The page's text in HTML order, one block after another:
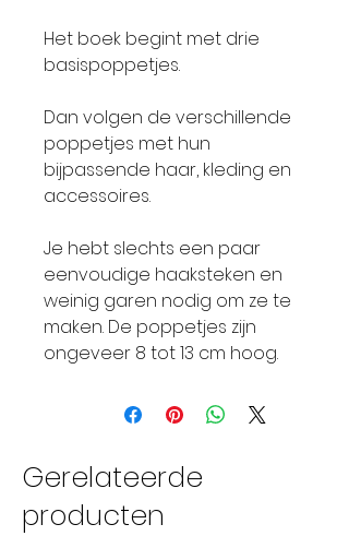
Het boek begint met drie
basispoppetjes.
Dan volgen de verschillende
poppetjes met hun
bijpassende haar, kleding en
accessoires.
Je hebt slechts een paar
eenvoudige haaksteken en
weinig garen nodig om ze te
maken. De poppetjes zijn
ongeveer 8 tot 13 cm hoog.
Gerelateerde
producten